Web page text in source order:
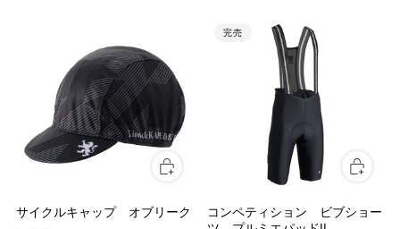
サイクルキャップ オブリーク
完売
コンペティション ビブショー